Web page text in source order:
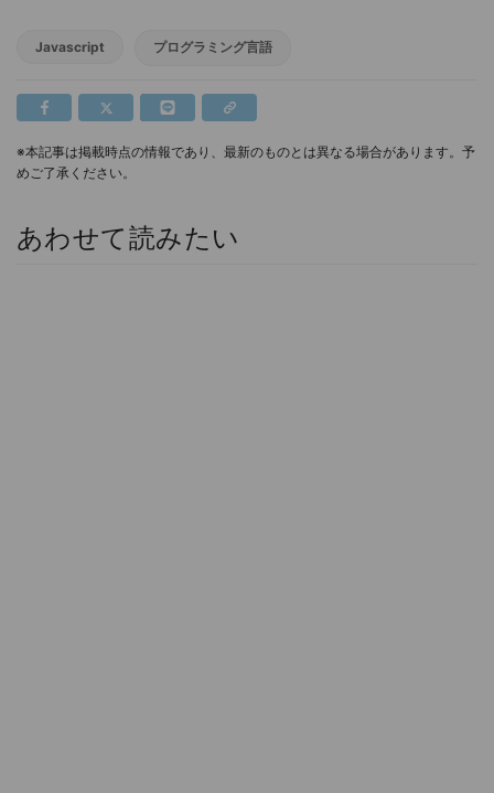
Javascript プログラミング言語
※本記事は掲載時点の情報であり、最新のものとは異なる場合があります。予
めご了承ください。
あわせて読みたい